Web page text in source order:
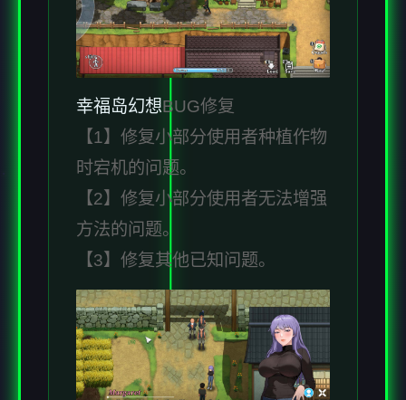
幸福岛幻想BUG修复
【1】修复小部分使用者种植作物
时宕机的问题。
【2】修复小部分使用者无法增强
方法的问题。
【3】修复其他已知问题。